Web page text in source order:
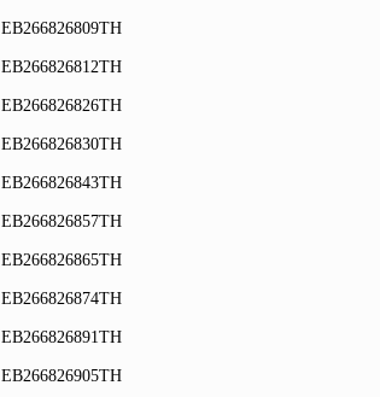
EB266826809TH
EB266826812TH
EB266826826TH
EB266826830TH
EB266826843TH
EB266826857TH
EB266826865TH
EB266826874TH
EB266826891TH
EB266826905TH